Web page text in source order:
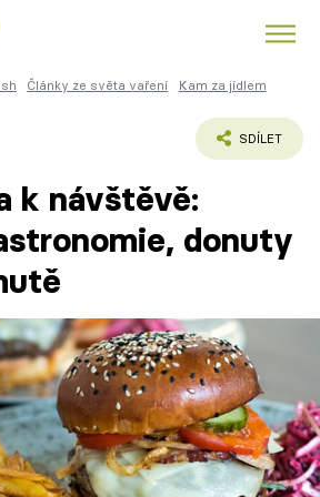
Články ze světa vaření Kam za jídlem
SDÍLET
k návštěvě:
donuty